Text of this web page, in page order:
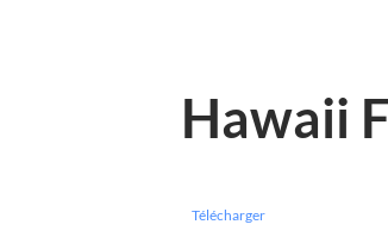
Hawaii
Télécharger